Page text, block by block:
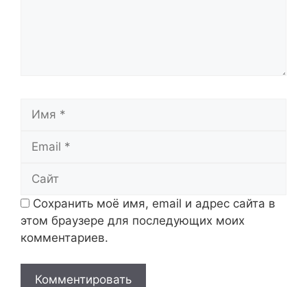
Сохранить моё имя, email и адрес сайта в
этом браузере для последующих моих
комментариев.